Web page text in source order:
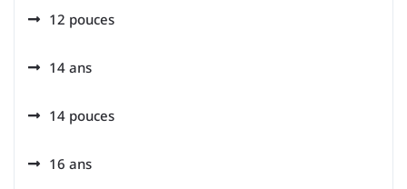
12 pouces
14 ans
14 pouces
16 ans